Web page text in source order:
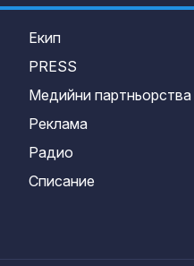
Екип
PRESS
Медийни партньорства
Реклама
Радио
Списание